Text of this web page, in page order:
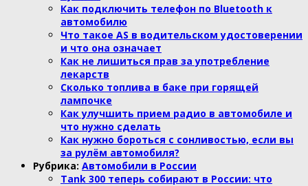
Как подключить телефон по Bluetooth к
автомобилю
Что такое AS в водительском удостоверении
и что она означает
Как не лишиться прав за употребление
лекарств
Сколько топлива в баке при горящей
лампочке
Как улучшить прием радио в автомобиле и
что нужно сделать
Как нужно бороться с сонливостью, если вы
за рулём автомобиля?
Рубрика: Автомобили в России
Tank 300 теперь собирают в России: что